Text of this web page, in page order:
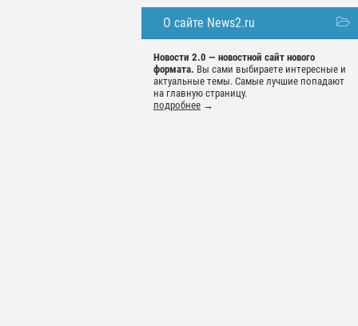
О сайте News2.ru
Новости 2.0 — новостной сайт нового
формата. Вы сами выбираете интересные и
актуальные темы. Самые лучшие попадают
на главную страницу.
подробнее →